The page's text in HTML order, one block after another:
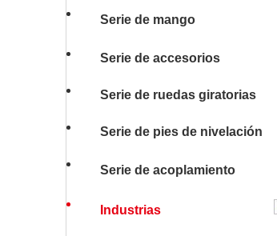
Serie de mango
Serie de accesorios
Serie de ruedas giratorias
Serie de pies de nivelación
Serie de acoplamiento
Industrias